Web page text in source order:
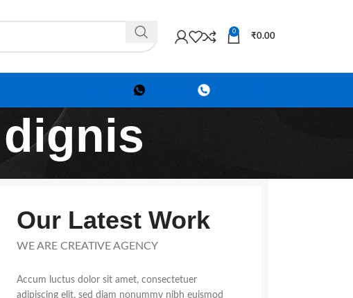
0
₹0.00
Our Latest Work
WE ARE CREATIVE AGENCY
Accum luctus dolor sit amet, consectetuer
adipiscing elit, sed diam nonummy nibh euismod